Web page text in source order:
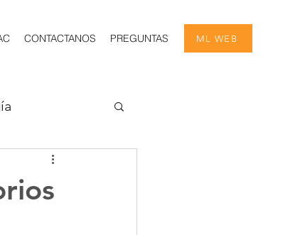
CONTACTANOS PREGUNTAS ML WEB